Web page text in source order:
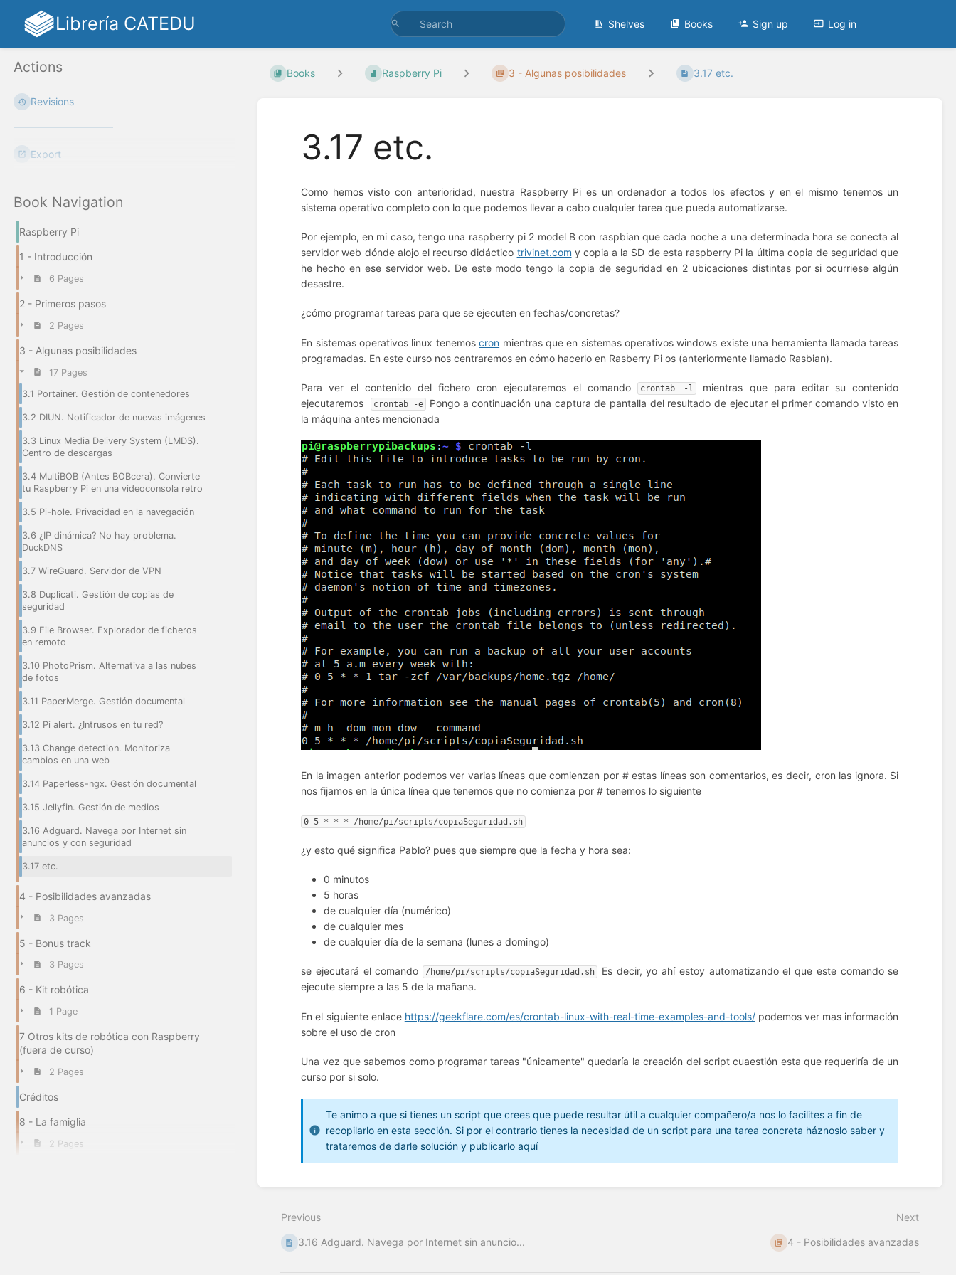
Librería CATEDU Shelves Books Sign up Log in
Actions
Revisions
Export
Book Navigation
Raspberry Pi
1 - Introducción
6 Pages
2 - Primeros pasos
2 Pages
3 - Algunas posibilidades
17 Pages
3.1 Portainer. Gestión de contenedores
3.2 DIUN. Notificador de nuevas imágenes
3.3 Linux Media Delivery System (LMDS).
Centro de descargas
3.4 MultiBOB (Antes BOBcera). Convierte
tu Raspberry Pi en una videoconsola retro
3.5 Pi-hole. Privacidad en la navegación
3.6 ¿IP dinámica? No hay problema.
DuckDNS
3.7 WireGuard. Servidor de VPN
3.8 Duplicati. Gestión de copias de
seguridad
3.9 File Browser. Explorador de ficheros
en remoto
3.10 PhotoPrism. Alternativa a las nubes
de fotos
3.11 PaperMerge. Gestión documental
3.12 Pi alert. ¿Intrusos en tu red?
3.13 Change detection. Monitoriza
cambios en una web
3.14 Paperless-ngx. Gestión documental
3.15 Jellyfin. Gestión de medios
3.16 Adguard. Navega por Internet sin
anuncios y con seguridad
3.17 etc.
4 - Posibilidades avanzadas
3 Pages
5 - Bonus track
3 Pages
6 - Kit robótica
1 Page
7 Otros kits de robótica con Raspberry
(fuera de curso)
2 Pages
Créditos
8 - La famiglia
2 Pages
Books Raspberry Pi 3 - Algunas posibilidades 3.17 etc.
3.17 etc.
Como hemos visto con anterioridad, nuestra Raspberry Pi es un ordenador a todos los efectos y en el mismo tenemos un
sistema operativo completo con lo que podemos llevar a cabo cualquier tarea que pueda automatizarse.
Por ejemplo, en mi caso, tengo una raspberry pi 2 model B con raspbian que cada noche a una determinada hora se conecta al
servidor web dónde alojo el recurso didáctico trivinet.com y copia a la SD de esta raspberry Pi la última copia de seguridad que
he hecho en ese servidor web. De este modo tengo la copia de seguridad en 2 ubicaciones distintas por si ocurriese algún
desastre.
¿cómo programar tareas para que se ejecuten en fechas/concretas?
En sistemas operativos linux tenemoscron mientras que en sistemas operativos windows existe una herramienta llamada tareas
programadas. En este curso nos centraremos en cómo hacerlo en Rasberry Pi os (anteriormente llamado Rasbian).
Para ver el contenido del fichero cron ejecutaremos el comando crontab -l
mientras que para editar su contenido
ejecutaremos
crontab -e
Pongo a continuación una captura de pantalla del resultado de ejecutar el primer comando visto en
la máquina antes mencionada
En la imagen anterior podemos ver varias líneas que comienzan por # estas líneas son comentarios, es decir, cron las ignora. Si
nos fijamos en la única línea que tenemos que no comienza por # tenemos lo siguiente
0 5 * * * /home/pi/scripts/copiaSeguridad.sh
¿y esto qué significa Pablo? pues que siempre que la fecha y hora sea:
0 minutos
5 horas
de cualquier día (numérico)
de cualquier mes
de cualquier día de la semana (lunes a domingo)
se ejecutará el comando /home/pi/scripts/copiaSeguridad.sh
Es decir, yo ahí estoy automatizando el que este comando se
ejecute siempre a las 5 de la mañana.
En el siguiente enlace https://geekflare.com/es/crontab-linux-with-real-time-examples-and-tools/podemos ver mas información
sobre el uso de cron
Una vez que sabemos como programar tareas "únicamente" quedaría la creación del script cuaestión esta que requeriría de un
curso por si solo.
Te animo a que si tienes un script que crees que puede resultar útil a cualquier compañero/a nos lo facilites a fin de
recopilarlo en esta sección. Si por el contrario tienes la necesidad de un script para una tarea concreta háznoslo saber y
trataremos de darle solución y publicarlo aquí
mode
Previous
3.16 Adguard. Navega por Internet sin anuncio...
Next
4 - Posibilidades avanzadas